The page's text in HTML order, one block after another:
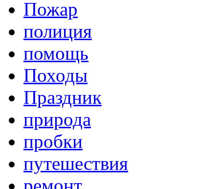
Пожар
полиция
помощь
Походы
Праздник
природа
пробки
путешествия